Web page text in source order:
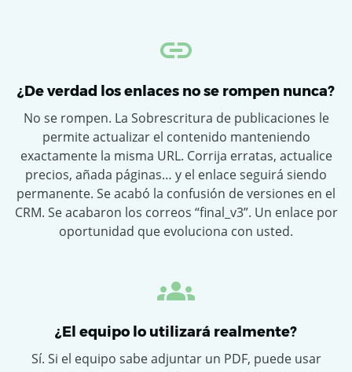
¿De verdad los enlaces no se rompen nunca?
No se rompen. La Sobrescritura de publicaciones le
permite actualizar el contenido manteniendo
exactamente la misma URL. Corrija erratas, actualice
precios, añada páginas… y el enlace seguirá siendo
permanente. Se acabó la confusión de versiones en el
CRM. Se acabaron los correos “final_v3”. Un enlace por
oportunidad que evoluciona con usted.
¿El equipo lo utilizará realmente?
Sí. Si el equipo sabe adjuntar un PDF, puede usar